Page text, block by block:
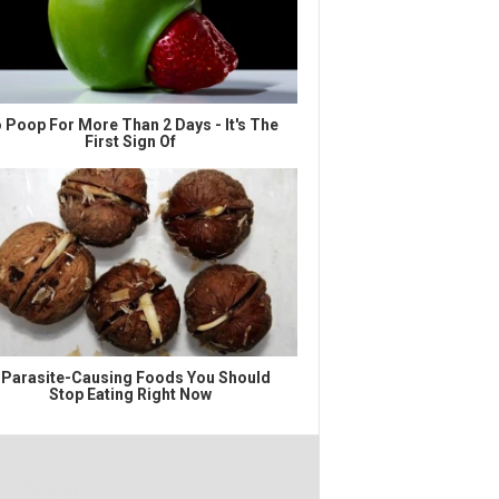
Poop For More Than 2 Days - It's The
First Sign Of
Causing Foods You Should
Stop Eating Right Now